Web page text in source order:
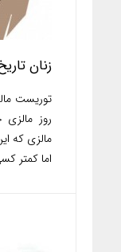
زنان
توریست
روز
مالزی که
اما کمتر